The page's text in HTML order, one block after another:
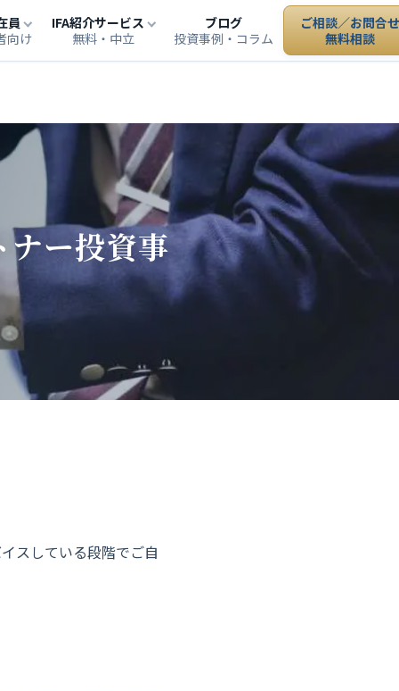
員
向け
IFA紹介サービス
無料・中立
ブログ
投資事例・コラム
ご相談／お問合
無料相談
ー投資事
スしている段階でご自